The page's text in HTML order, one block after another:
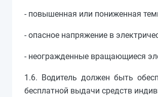
- повышенная или пониженная
- опасное напряжение в
- неогражденные вращающиеся
1.6. Водитель должен быть
бесплатной выдачи средств